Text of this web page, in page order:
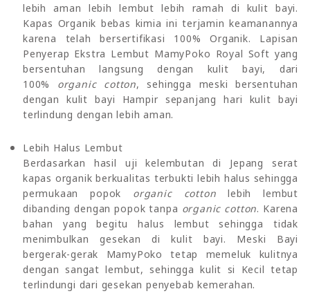
lebih aman lebih lembut lebih ramah di kulit bayi.
Kapas Organik bebas kimia ini terjamin keamanannya
karena telah bersertifikasi 100% Organik. Lapisan
Penyerap Ekstra Lembut MamyPoko Royal Soft yang
bersentuhan langsung dengan kulit bayi, dari
100% organic cotton, sehingga meski bersentuhan
dengan kulit bayi Hampir sepanjang hari kulit bayi
terlindung dengan lebih aman.
Lebih Halus Lembut
Berdasarkan hasil uji kelembutan di Jepang serat
kapas organik berkualitas terbukti lebih halus sehingga
permukaan popok organic cotton lebih lembut
dibanding dengan popok tanpa organic cotton. Karena
bahan yang begitu halus lembut sehingga tidak
menimbulkan gesekan di kulit bayi. Meski Bayi
bergerak-gerak MamyPoko tetap memeluk kulitnya
dengan sangat lembut, sehingga kulit si Kecil tetap
terlindungi dari gesekan penyebab kemerahan.